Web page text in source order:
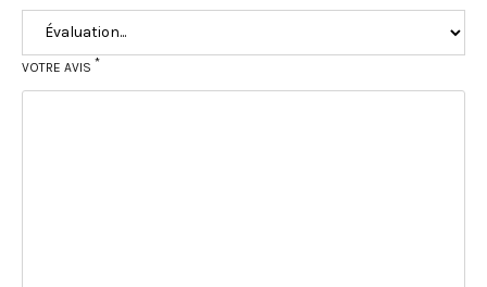
VOTRE AVIS *